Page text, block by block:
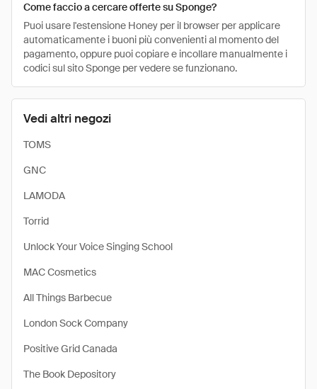
Vedi altri negozi
TOMS
GNC
LAMODA
Torrid
Unlock Your Voice Singing School
MAC Cosmetics
All Things Barbecue
London Sock Company
Positive Grid Canada
The Book Depository
Come faccio a cercare offerte su Sponge?
Puoi usare l'estensione Honey per il browser per applicare
automaticamente i buoni più convenienti al momento del
pagamento, oppure puoi copiare e incollare manualmente i
codici sul sito Sponge per vedere se funzionano.